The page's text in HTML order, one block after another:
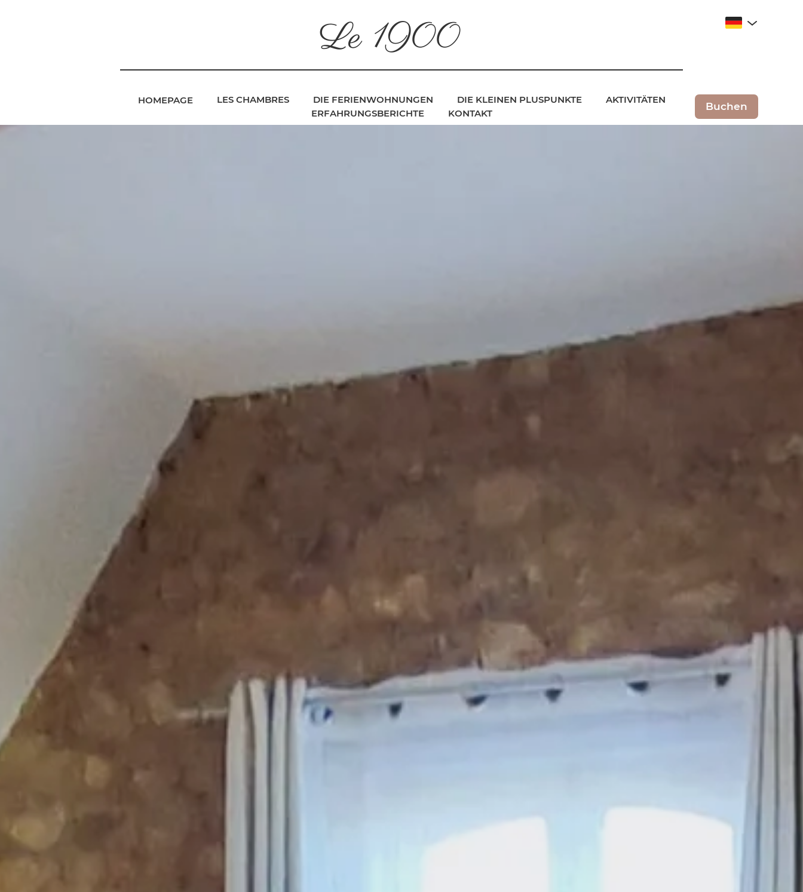
Le 1900
HOMEPAGE LES CHAMBRES DIE FERIENWOHNUNGEN DIE KLEINEN PLUSPUNKTE
AKTIVITÄTEN
ERFAHRUNGSBERICHTE
KONTAKT
Buchen